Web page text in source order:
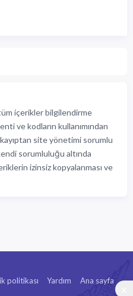
içerikler bilgilendirme
ve kodların kullanımından
site yönetimi sorumlu
sorumluluğu altında
izinsiz kopyalanması ve
politikası Yardım
Ana sayfa